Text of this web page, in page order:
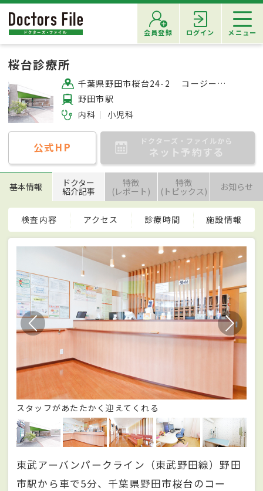
会員登録 ログイン メニュー
桜台診療所
千葉県野田市桜台24-2 コージークリニックモール01
野田市駅
内科
小児科
公式HP ドクターズ・ファイルから
ネット予約する
基本情報 ドクター
紹介記事
特徴
(レポート)
特徴
(トピックス) お知らせ
検査内容 アクセス 診療時間 施設情報
スタッフがあたたかく迎えてくれる
東武アーバンパークライン（東武野田線）野田
市駅から車で5分、千葉県野田市桜台のコー